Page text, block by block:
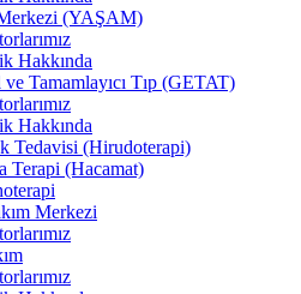
(YAŞAM)
Hakkında
Tamamlayıcı Tıp (GETAT)
Hakkında
Tedavisi (Hirudoterapi)
Terapi (Hacamat)
Merkezi